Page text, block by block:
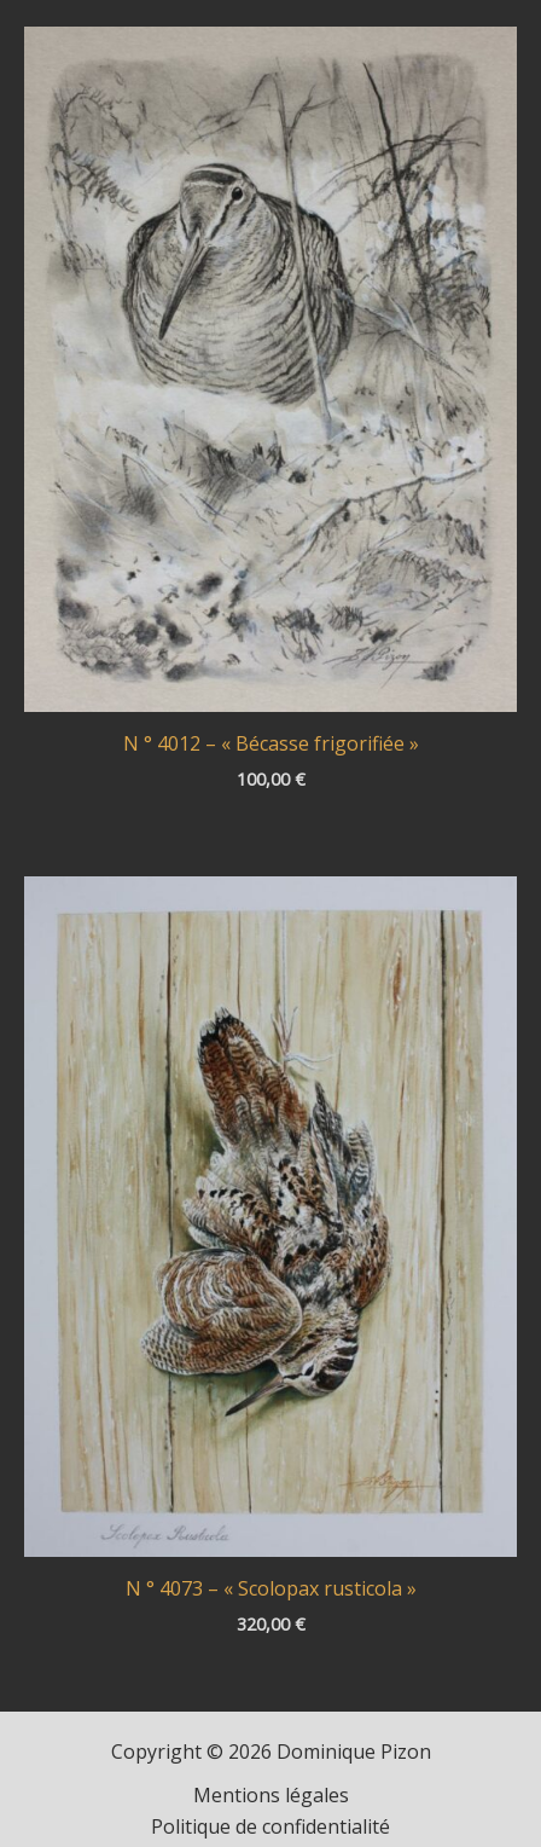
N ° 4012 – « Bécasse frigorifiée »
100,00€
N ° 4073 – « Scolopax rusticola »
320,00€
Copyright © 2026 Dominique Pizon
Mentions légales
Politique de confidentialité